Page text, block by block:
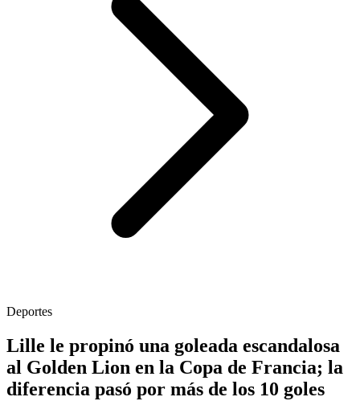
Deportes
Lille le propinó una goleada escandalosa
al Golden Lion en la Copa de Francia; la
diferencia pasó por más de los 10 goles